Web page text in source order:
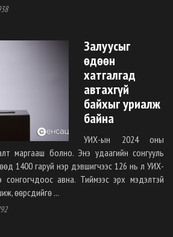
Залуусыг
өдөөн
хатгалгад
автахгүй
байхыг уриалж
байна
УИХ-ын 2024 оны
маргааш болно. Энэ удаагийн сонгууль
1400 гаруй нэр дэвшигчээс 126 нь л УИХ-
авна. Тиймээс эрх мэдэлтэй
өөрсдийгө ...